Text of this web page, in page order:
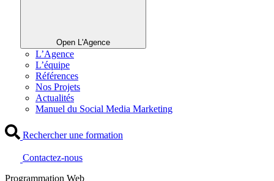
Open L'Agence
L’Agence
L’équipe
Références
Nos Projets
Actualités
Manuel du Social Media Marketing
Rechercher une formation
Contactez-nous
Programmation Web